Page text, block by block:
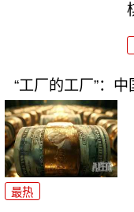
“工厂的工厂”：
最热